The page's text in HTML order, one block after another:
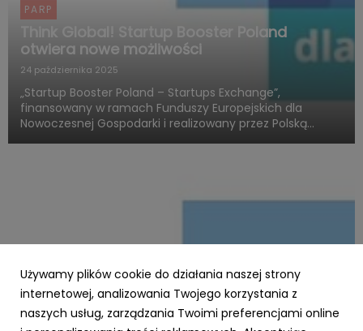
PARP
Think Global! Startup Booster Poland
otwiera nowe możliwości
24 października 2025
„Startup Booster Poland – Startups Exchange”,
finansowany w ramach Funduszy Europejskich dla
Nowoczesnej Gospodarki i realizowany przez Polską
Używamy plików cookie do działania naszej strony
internetowej, analizowania Twojego korzystania z
naszych usług, zarządzania Twoimi preferencjami online